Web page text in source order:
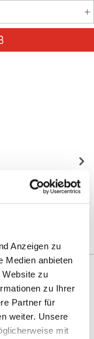
Anzeigen zu
Medien anbieten
Website zu
zu Ihrer
Partner für
weiter. Unsere
mit
ein oder
Wetterbeständigkeit